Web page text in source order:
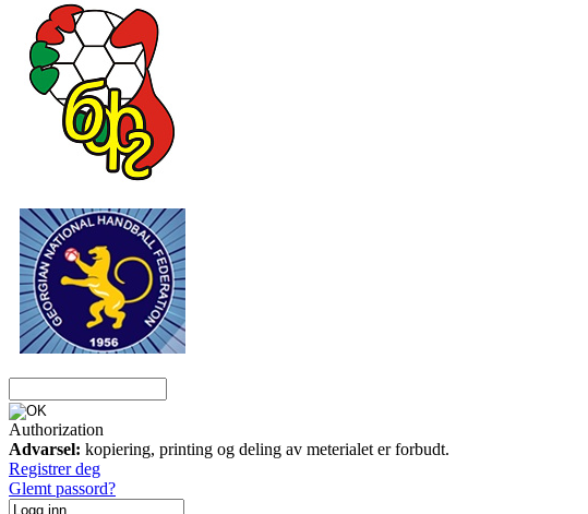
Authorization
Advarsel: kopiering, printing og deling av meterialet er forbudt.
Registrer deg
Glemt passord?